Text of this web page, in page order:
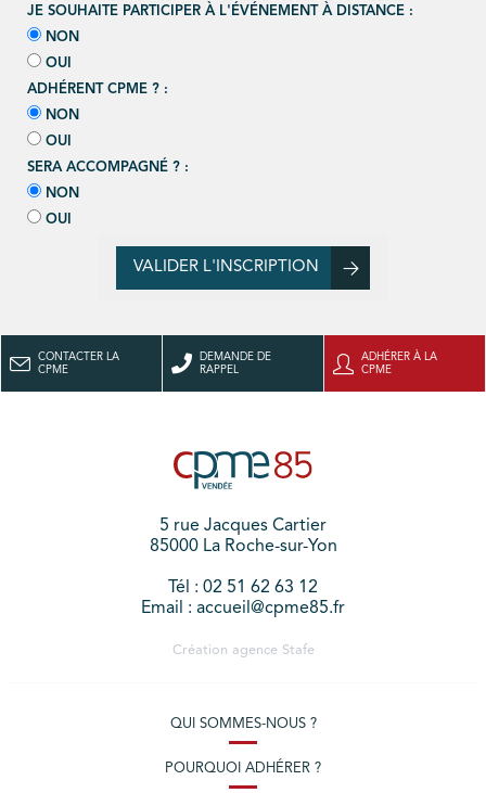
JE SOUHAITE PARTICIPER À L'ÉVÉNEMENT À DISTANCE :
NON
OUI
ADHÉRENT CPME ? :
NON
OUI
SERA ACCOMPAGNÉ ? :
NON
OUI
VALIDER L'INSCRIPTION
CONTACTER LA
CPME
DEMANDE DE
RAPPEL
ADHÉRER À LA
CPME
5 rue Jacques Cartier
85000 La Roche-sur-Yon
Tél : 02 51 62 63 12
Email : accueil@cpme85.fr
Création agence Stafe
QUI SOMMES-NOUS ?
POURQUOI ADHÉRER ?